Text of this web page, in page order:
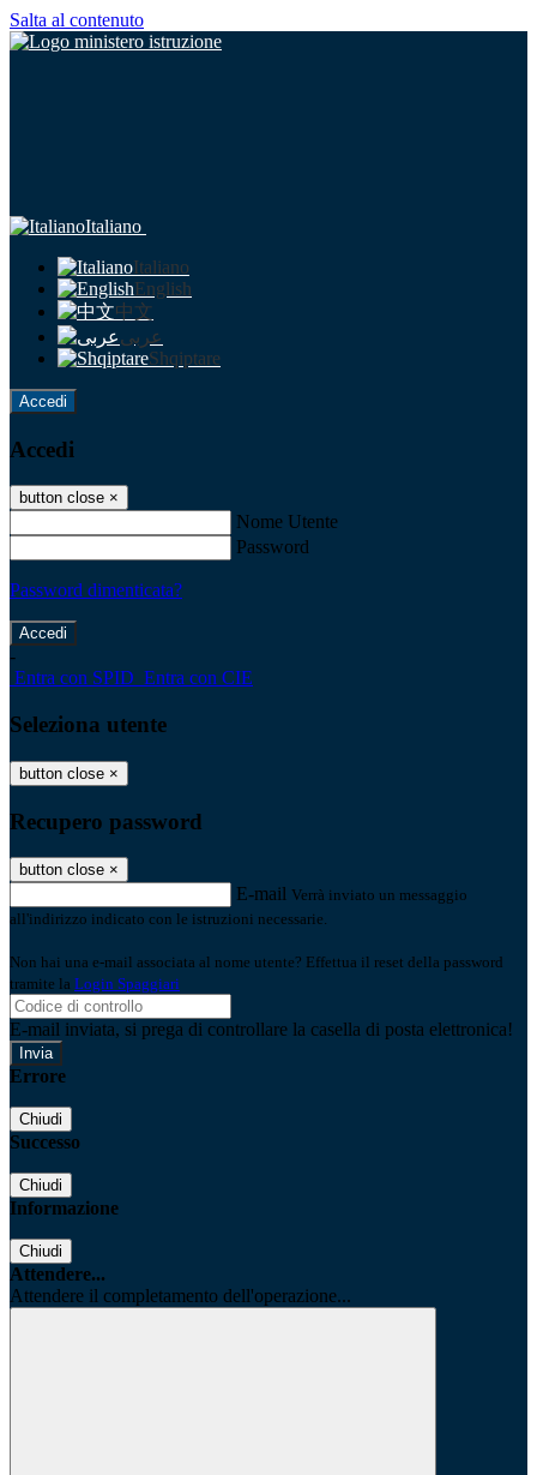
Salta al contenuto
Italiano
Italiano
English
中文
عربى
Shqiptare
Accedi
Accedi
button close ×
Nome Utente
Password
Password dimenticata?
-
Entra con SPID Entra con CIE
Seleziona utente
button close ×
Recupero password
button close ×
E-mail Verrà inviato un messaggio
all'indirizzo indicato con le istruzioni necessarie.
Non hai una e-mail associata al nome utente? Effettua il reset della password
tramite la Login Spaggiari
E-mail inviata, si prega di controllare la casella di posta elettronica!
Errore
Chiudi
Successo
Chiudi
Informazione
Chiudi
Attendere...
Attendere il completamento dell'operazione...